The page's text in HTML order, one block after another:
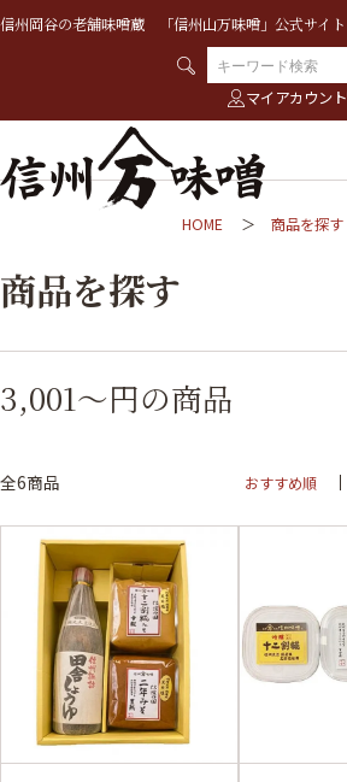
信州岡谷の老舗味噌蔵 「信州山万味噌」公式サイト
マイアカウント
HOME 商品を探す
商品を探す
3,001～円の商品
全6商品 おすすめ順